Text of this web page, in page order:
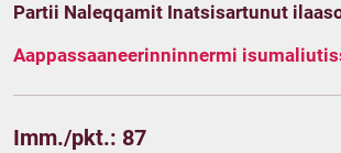
Partii Naleqqamit Inatsisartunut
Aappassaaneerinninnermi
Imm./pkt.: 87